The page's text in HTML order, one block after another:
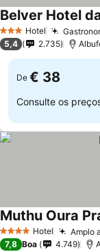
3 EstrelasHotel
Belver Hotel
5,4 2.735
De € 38
Consulte os
4 EstrelasHotel Amplo
Muthu Oura
7,8 Boa 4.749